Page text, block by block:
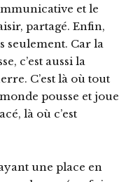
et le
partagé. Enfin,
seulement. Car la
c’est aussi la
C’est là où tout
pousse et joue
là où c’est
une place en